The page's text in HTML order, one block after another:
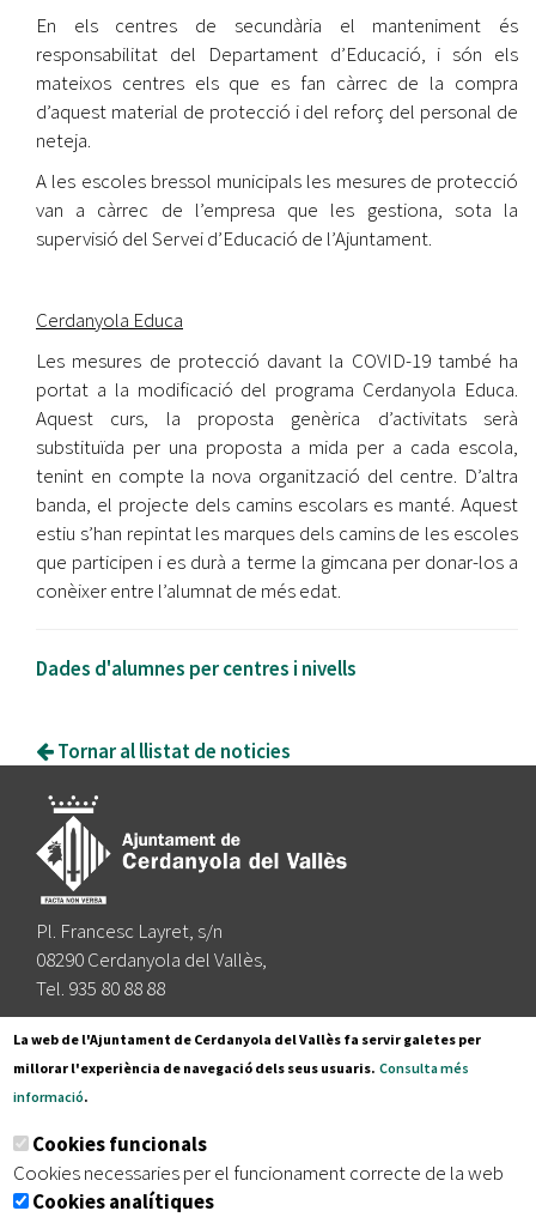
En els centres de secundària el manteniment és
responsabilitat del Departament d’Educació, i són els
mateixos centres els que es fan càrrec de la compra
d’aquest material de protecció i del reforç del personal de
neteja.
A les escoles bressol municipals les mesures de protecció
van a càrrec de l’empresa que les gestiona, sota la
supervisió del Servei d’Educació de l’Ajuntament.
Cerdanyola Educa
Les mesures de protecció davant la COVID-19 també ha
portat a la modificació del programa Cerdanyola Educa.
Aquest curs, la proposta genèrica d’activitats serà
substituïda per una proposta a mida per a cada escola,
tenint en compte la nova organització del centre. D’altra
banda, el projecte dels camins escolars es manté. Aquest
estiu s’han repintat les marques dels camins de les escoles
que participen i es durà a terme la gimcana per donar-los a
conèixer entre l’alumnat de més edat.
Dades d'alumnes per centres i nivells
Tornar al llistat de noticies
Pl. Francesc Layret, s/n
08290 Cerdanyola del Vallès,
Tel. 935 80 88 88
Segueix-nos a:
Subscriu-te al nostre butlletí
Inici | Avís legal | Protecció de dades
La web de l'Ajuntament de Cerdanyola del Vallès fa servir galetes per
millorar l'experiència de navegació dels seus usuaris. Consulta més
informació.
Cookies funcionals
Cookies necessaries per el funcionament correcte de la web
Cookies analítiques